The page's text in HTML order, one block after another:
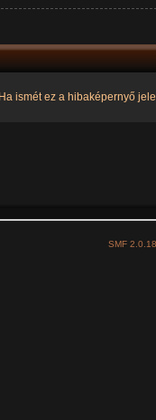
ismét ez a hibaképernyő
SMF 2.0.18